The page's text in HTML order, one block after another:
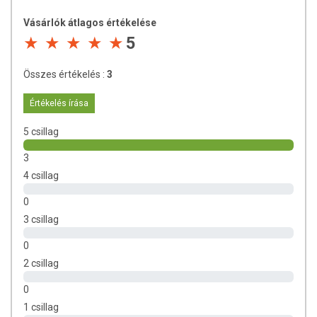
Fehérje: 11,2 g
Só: 0,03 g
Felhasználási javaslat:
termékekhez legfeljebb 30 %-os arányban.
Tárolás:száraz, hűvös helyen
Származási hely:
termék)
Vásárlók átlagos értékelése
5
Összes értékelés : 3
Értékelés írása
5 csillag
3
4 csillag
0
3 csillag
0
2 csillag
0
1 csillag